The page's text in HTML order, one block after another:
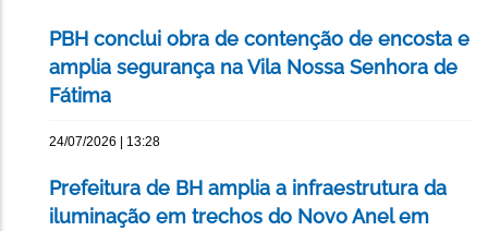
PBH conclui obra de contenção de encosta e
amplia segurança na Vila Nossa Senhora de
Fátima
24/07/2026 | 13:28
Prefeitura de BH amplia a infraestrutura da
iluminação em trechos do Novo Anel em